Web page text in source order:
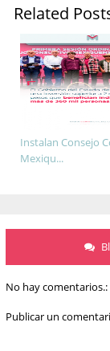
Related
Instalan Consejo
Mexiqu...
No hay comentarios.:
Publicar un